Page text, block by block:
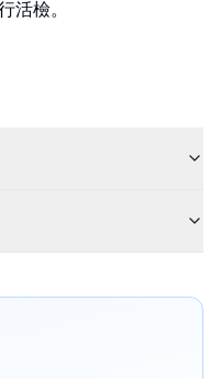
活檢。